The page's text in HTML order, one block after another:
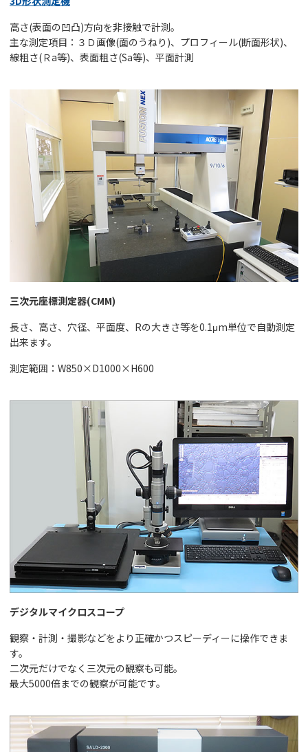
高さ(表面の凹凸)方向を非接触で計測。
主な測定項目：３Ｄ画像(面のうねり)、プロフィール(断面形状)、
線粗さ(Ｒa等)、表面粗さ(Sa等)、平面計測
三次元座標測定器(CMM)
長さ、高さ、穴径、平面度、Rの大きさ等を0.1μm単位で自動測定
出来ます。
測定範囲：W850×D1000×H600
デジタルマイクロスコープ
観察・計測・撮影などをより正確かつスピーディーに操作できま
す。
二次元だけでなく三次元の観察も可能。
最大5000倍までの観察が可能です。